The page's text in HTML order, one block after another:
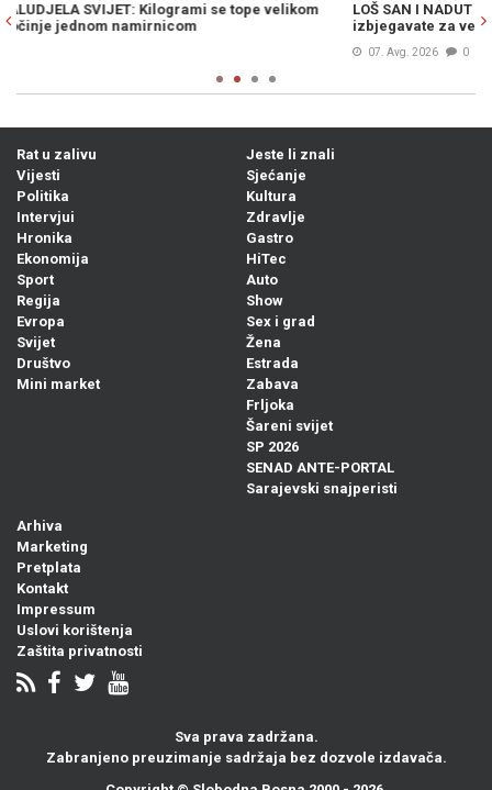
LOŠ SAN I NADUT STOMAK: Ove tri namirnice trebalo bi da
izbjegavate za večeru
Rat u zalivu
Vijesti
Politika
Intervjui
Hronika
Ekonomija
Sport
Regija
Evropa
Svijet
Društvo
Mini market
Jeste li znali
Sjećanje
Kultura
Zdravlje
Gastro
HiTec
Auto
Show
Sex i grad
Žena
Estrada
Zabava
Frljoka
Šareni svijet
SP 2026
SENAD ANTE-PORTAL
Sarajevski snajperisti
Arhiva
Marketing
Pretplata
Kontakt
Impressum
Uslovi korištenja
Zaštita privatnosti
Sva prava zadržana.
Zabranjeno preuzimanje sadržaja bez dozvole izdavača.